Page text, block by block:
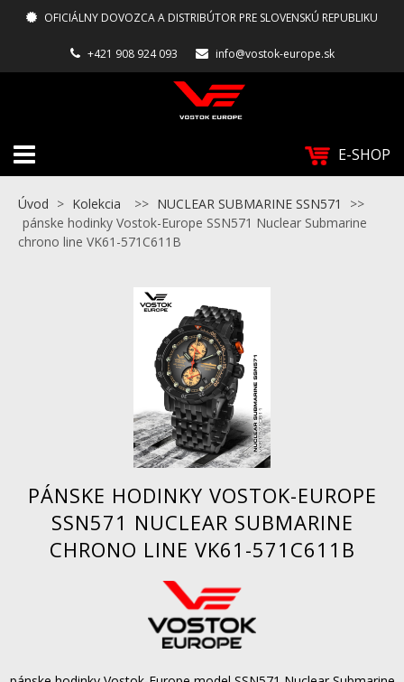
OFICIÁLNY DOVOZCA A DISTRIBÚTOR PRE SLOVENSKÚ REPUBLIKU
+421 908 924 093 info@vostok-europe.sk
E-SHOP
Úvod > Kolekcia >> NUCLEAR SUBMARINE SSN571
>>
pánske hodinky Vostok-Europe SSN571 Nuclear Submarine
chrono line VK61-571C611B
PÁNSKE HODINKY VOSTOK-EUROPE
SSN571 NUCLEAR SUBMARINE
CHRONO LINE VK61-571C611B